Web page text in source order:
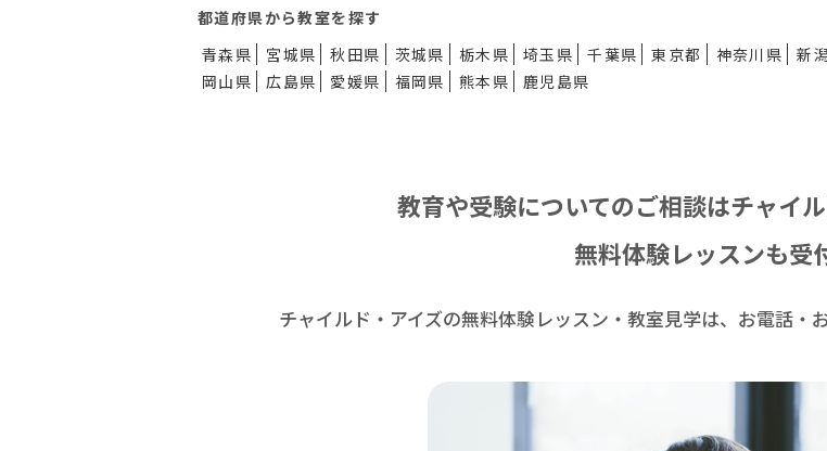
都道府県から教室を探す
青森県
宮城県 秋田県 茨城県 栃木県 埼玉県 千葉県 東京都 神奈川県 新
岡山県
広島県 愛媛県 福岡県 熊本県 鹿児島県
教育や受験についてのご相談はチャイ
無料体験レッスンも受
チャイルド・アイズの無料体験レッスン・ 教室見学は、お電話・